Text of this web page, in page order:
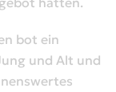
bot ein
und Alt und